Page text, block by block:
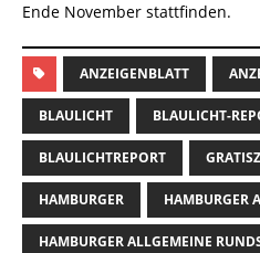
Ende November stattfinden.
ANZEIGENBLATT
BLAULICHT BLAULICHT-
BLAULICHTREPORT
HAMBURGER HAMBURGER
HAMBURGER ALLGEMEINE